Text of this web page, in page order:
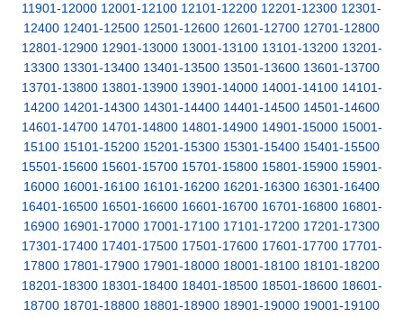
11901-12000 12001-12100 12101-12200 12201-12300 12301-
12400 12401-12500 12501-12600 12601-12700 12701-12800
12801-12900 12901-13000 13001-13100 13101-13200 13201-
13300 13301-13400 13401-13500 13501-13600 13601-13700
13701-13800 13801-13900 13901-14000 14001-14100 14101-
14200 14201-14300 14301-14400 14401-14500 14501-14600
14601-14700 14701-14800 14801-14900 14901-15000 15001-
15100 15101-15200 15201-15300 15301-15400 15401-15500
15501-15600 15601-15700 15701-15800 15801-15900 15901-
16000 16001-16100 16101-16200 16201-16300 16301-16400
16401-16500 16501-16600 16601-16700 16701-16800 16801-
16900 16901-17000 17001-17100 17101-17200 17201-17300
17301-17400 17401-17500 17501-17600 17601-17700 17701-
17800 17801-17900 17901-18000 18001-18100 18101-18200
18201-18300 18301-18400 18401-18500 18501-18600 18601-
18700 18701-18800 18801-18900 18901-19000 19001-19100